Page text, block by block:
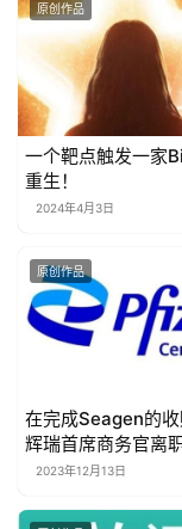
原创作品
一个靶点触发一家
重生！
2024年4月3日
原创作品
在完成Seagen的收
辉瑞首席商务官离
2023年12月13日